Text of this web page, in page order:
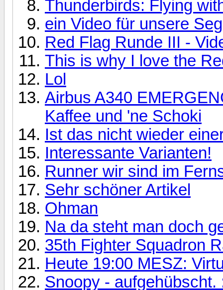
Thunderbirds: Flying
ein Video für unsere
Red Flag Runde III -
This is why I love the
Lol
Airbus A340
Kaffee und 'ne Schoki
Ist das nicht wieder
Interessante Varianten!
Runner wir sind im
Sehr schöner Artikel
Ohman
Na da steht man doch
35th Fighter Squadron
Heute 19:00 MESZ:
Snoopy - aufgehübscht.